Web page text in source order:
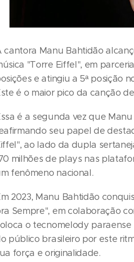
cantora Manu Bahtidão
"Torre Eiffel", em
e atingiu a 5ª posição
é o maior pico da canção
é a segunda vez que
seu papel de
ao lado da dupla
milhões de plays nas
fenômeno nacional.
2023, Manu Bahtidão
Sempre", em colaboração
o tecnomelody
público brasileiro por este
força e originalidade.